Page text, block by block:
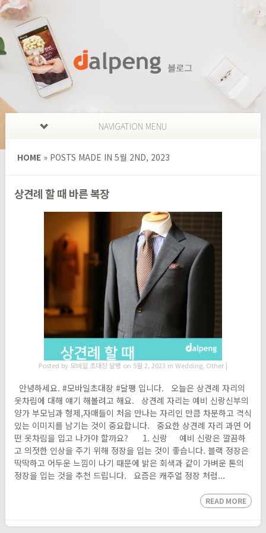
NAVIGATION MENU
HOME »POSTS MADE IN 5월 2ND, 2023
상견례 할 때 바른 복장
Posted by 모바일 초대장 달팽 on 5월 2, 2023 in Wedding, Other|
안녕하세요. #모바일초대장 #달팽 입니다. 오늘은 상견례 자리의
옷차림에 대해 얘기 해볼려고 해요. 상견례 자리는 예비 신랑신부의
양가 부모님과 형제,자매들이 처음 만나는 자리인 만큼 차분하고 격식
있는 이미지를 남기는 것이 중요합니다. 중요한 상견례 자리 과연 어
떤 옷차림을 입고 나가야 할까요? ​ 1. 신랑 예비 신랑은 깔끔하
고 의젓한 인상을 주기 위해 정장을 입는 것이 좋습니다. 블랙 정장은
딱딱하고 어두운 느낌이 나기 때문에 밝은 회색과 같이 가벼운 톤의
정장을 입는 것을 추천 드립니다. ​요즘은 캐주얼 정장 처럼...
READ MORE